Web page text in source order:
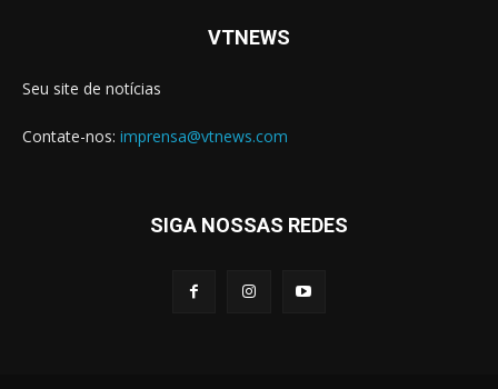
VTNEWS
Seu site de notícias
Contate-nos: imprensa@vtnews.com
SIGA NOSSAS REDES